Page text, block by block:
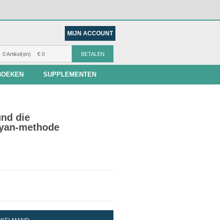
MIJN ACCOUNT
0 Artikel(en) € 0 BETALEN
SUPPLEMENTEN
die
methode